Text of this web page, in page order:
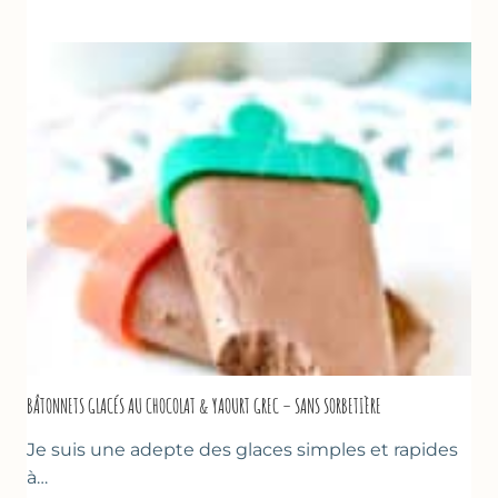
COURGETTES
AU
CITRON
BASILIC
BÂTONNETS GLACÉS AU CHOCOLAT & YAOURT GREC – SANS SORBETIÈRE
Je suis une adepte des glaces simples et rapides
à…